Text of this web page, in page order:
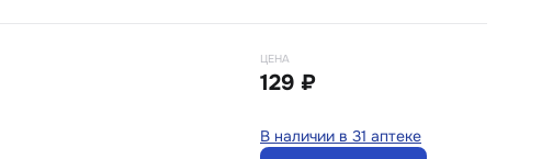
ЦЕНА
129 ₽
В наличии в 31 аптеке